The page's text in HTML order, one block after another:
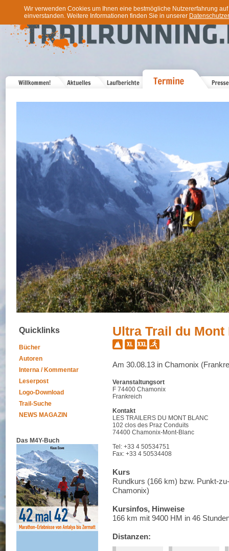
Wir verwenden Cookies um Ihnen eine bestmögliche Nutzererfahrung
einverstanden. Weitere Informationen finden Sie in unserer
Quicklinks
Bücher
Autoren
Interna / Kommentar
Leserpost
Logo-Download
Trail-Suche
NEWS MAGAZIN
Das M4Y-Buch
Ultra Trail du Mont
Am 30.08.13 in Chamonix
Veranstaltungsort
F 74400 Chamonix
Frankreich
Kontakt
LES TRAILERS DU MONT BLANC
102 clos des Praz Conduits
74400 Chamonix-Mont-Blanc
Tel: +33 4 50534751
Fax: +33 4 50534408
Kurs
Rundkurs (166 km) bzw. Punkt-
Chamonix)
Kursinfos, Hinweise
166 km mit 9400 HM in 46
Distanzen: